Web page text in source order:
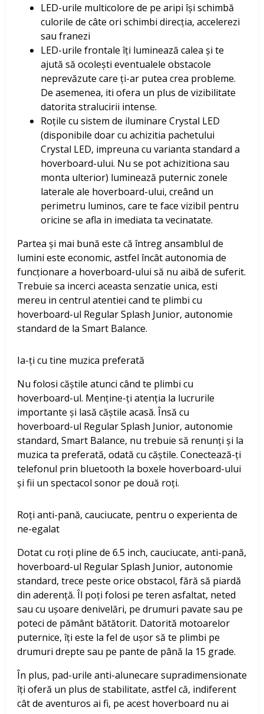
LED-urile multicolore de pe aripi își schimbă
culorile de câte ori schimbi direcția, accelerezi
sau franezi
LED-urile frontale îți luminează calea și te
ajută să ocolești eventualele obstacole
neprevăzute care ți-ar putea crea probleme.
De asemenea, iti ofera un plus de vizibilitate
datorita stralucirii intense.
Roțile cu sistem de iluminare Crystal LED
(disponibile doar cu achizitia pachetului
Crystal LED, impreuna cu varianta standard a
hoverboard-ului. Nu se pot achizitiona sau
monta ulterior) luminează puternic zonele
laterale ale hoverboard-ului, creând un
perimetru luminos, care te face vizibil pentru
oricine se afla in imediata ta vecinatate.
Partea și mai bună este că întreg ansamblul de
lumini este economic, astfel încât autonomia de
funcționare a hoverboard-ului să nu aibă de suferit.
Trebuie sa incerci aceasta senzatie unica, esti
mereu in centrul atentiei cand te plimbi cu
hoverboard-ul Regular Splash Junior, autonomie
standard de la Smart Balance.
Ia-ți cu tine muzica preferată
Nu folosi căștile atunci când te plimbi cu
hoverboard-ul. Menține-ți atenția la lucrurile
importante și lasă căștile acasă. Însă cu
hoverboard-ul Regular Splash Junior, autonomie
standard, Smart Balance, nu trebuie să renunți și la
muzica ta preferată, odată cu căștile. Conectează-ți
telefonul prin bluetooth la boxele hoverboard-ului
și fii un spectacol sonor pe două roți.
Roți anti-pană, cauciucate, pentru o experienta de
ne-egalat
Dotat cu roți pline de 6.5 inch, cauciucate, anti-pană,
hoverboard-ul Regular Splash Junior, autonomie
standard, trece peste orice obstacol, fără să piardă
din aderență. Îl poți folosi pe teren asfaltat, neted
sau cu ușoare denivelări, pe drumuri pavate sau pe
poteci de pământ bătătorit. Datorită motoarelor
puternice, îți este la fel de ușor să te plimbi pe
drumuri drepte sau pe pante de până la 15 grade.
În plus, pad-urile anti-alunecare supradimensionate
îți oferă un plus de stabilitate, astfel că, indiferent
cât de aventuros ai fi, pe acest hoverboard nu ai